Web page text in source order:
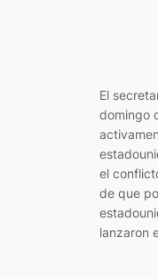
El
domingo
el
de que
lanzaron